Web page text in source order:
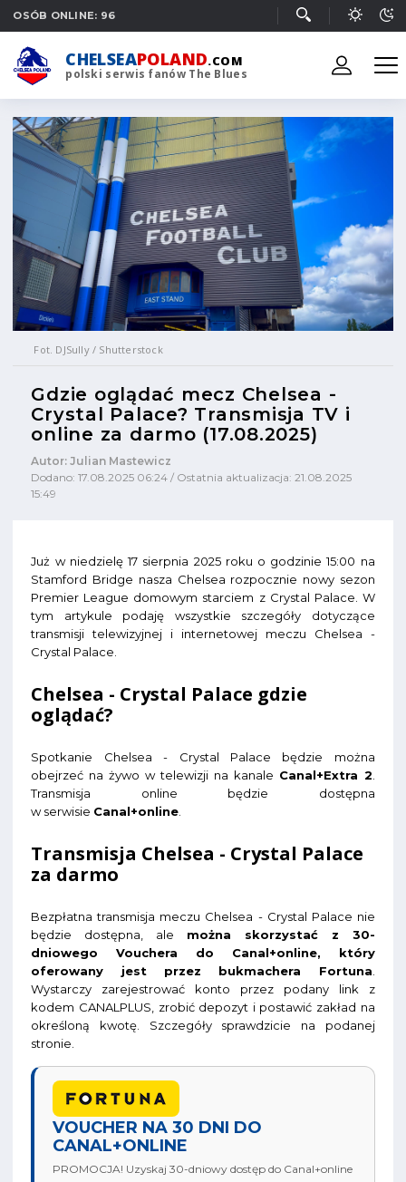
OSÓB ONLINE: 96
CHELSEAPOLAND.COM
polski serwis fanów The Blues
Fot. DJSully / Shutterstock
Gdzie oglądać mecz Chelsea -
Crystal Palace? Transmisja TV i
online za darmo (17.08.2025)
Autor: Julian Mastewicz
Dodano: 17.08.2025 06:24 / Ostatnia aktualizacja: 21.08.2025
15:49
Już w niedzielę 17 sierpnia 2025 roku o godzinie 15:00 na
Stamford Bridge nasza Chelsea rozpocznie nowy sezon
Premier League domowym starciem z Crystal Palace. W
tym artykule podaję wszystkie szczegóły dotyczące
transmisji telewizyjnej i internetowej meczu Chelsea -
Crystal Palace.
Chelsea - Crystal Palace gdzie
oglądać?
Spotkanie Chelsea - Crystal Palace będzie można
obejrzeć na żywo w telewizji na kanale Canal+Extra 2
Transmisja online będzie dostępna
w serwisie Canal+online
Transmisja Chelsea - Crystal Palace
za darmo
Bezpłatna transmisja meczu Chelsea - Crystal Palace nie
będzie dostępna, ale można skorzystać z 30-
dniowego Vouchera do Canal+online, który
oferowany jest przez bukmachera Fortuna
Wystarczy zarejestrować konto przez podany link z
kodem CANALPLUS, zrobić depozyt i postawić zakład na
określoną kwotę. Szczegóły sprawdzicie na podanej
stronie.
VOUCHER NA 30 DNI DO
CANAL+ONLINE
PROMOCJA! Uzyskaj 30-dniowy dostęp do Canal+online